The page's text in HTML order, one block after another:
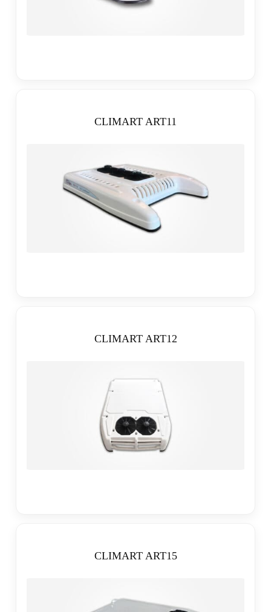
CLIMART ART11
CLIMART ART12
CLIMART ART15